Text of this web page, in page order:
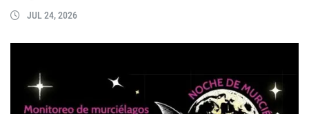
JUL 24, 2026